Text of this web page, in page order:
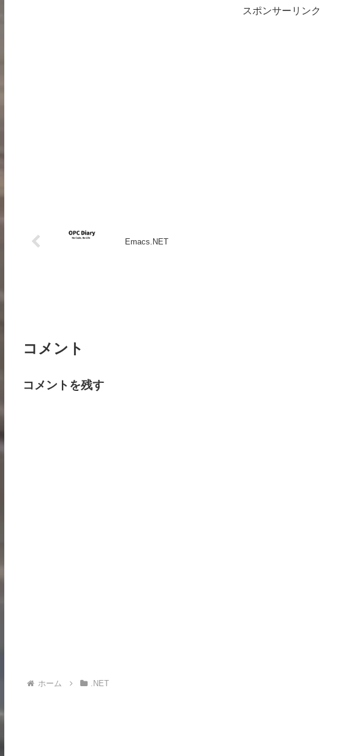
スポンサーリンク
Emacs.NET
コメント
コメントを残す
ホーム .NET